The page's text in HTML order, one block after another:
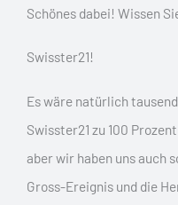
Schönes dabei! Wissen
Swisster21!
Es wäre natürlich
Swisster21 zu 100
aber wir haben uns auch
Gross-Ereignis und die